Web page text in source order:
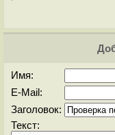
Имя:
E-Mail:
Заголовок:
Текст: